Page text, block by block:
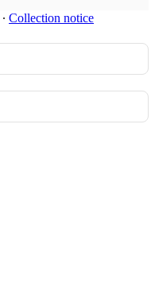
∙ Collection notice